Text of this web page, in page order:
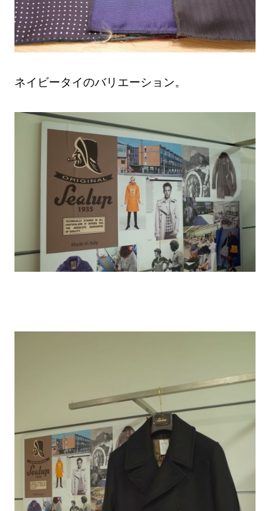
ネイビータイのバリエーション。